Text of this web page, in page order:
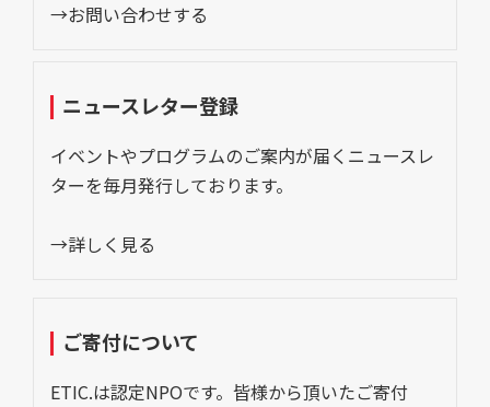
→お問い合わせする
ニュースレター登録
イベントやプログラムのご案内が届くニュースレ
ターを毎月発行しております。
→詳しく見る
ご寄付について
ETIC.は認定NPOです。皆様から頂いたご寄付